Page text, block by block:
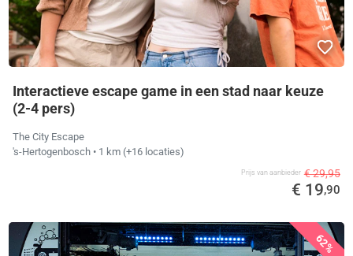
Interactieve escape game in een stad naar keuze
(2-4 pers)
The City Escape
's-Hertogenbosch • 1 km (+16 locaties)
Prijs van aanbieder € 29,95
€ 19,90
62%